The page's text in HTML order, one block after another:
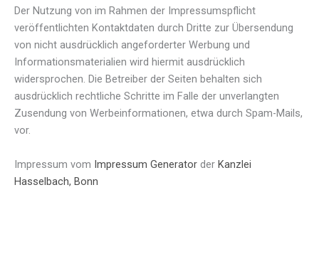
Der Nutzung von im Rahmen der Impressumspflicht
veröffentlichten Kontaktdaten durch Dritte zur Übersendung
von nicht ausdrücklich angeforderter Werbung und
Informationsmaterialien wird hiermit ausdrücklich
widersprochen. Die Betreiber der Seiten behalten sich
ausdrücklich rechtliche Schritte im Falle der unverlangten
Zusendung von Werbeinformationen, etwa durch Spam-Mails,
vor.
Impressum vom Impressum Generator der Kanzlei
Hasselbach, Bonn